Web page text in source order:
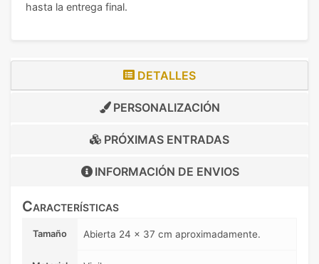
hasta la entrega final.
DETALLES
PERSONALIZACIÓN
PRÓXIMAS ENTRADAS
INFORMACIÓN DE ENVIOS
Características
Tamaño Abierta 24 x 37 cm aproximadamente.